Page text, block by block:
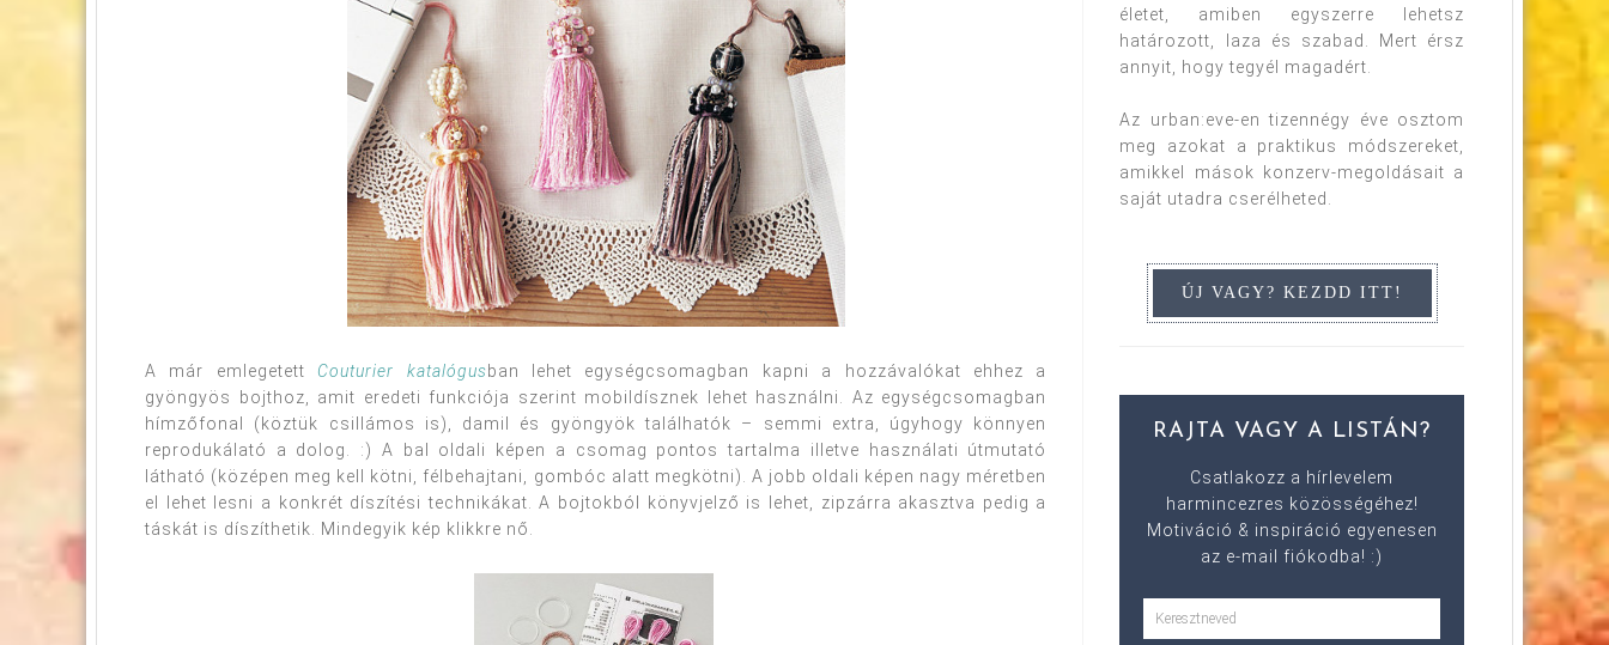
A már emlegetett Couturier katalógusban lehet egységcsomagban kapni a hozzávalókat ehhez a
gyöngyös bojthoz, amit eredeti funkciója szerint mobildísznek lehet használni. Az egységcsomagban
hímzőfonal (köztük csillámos is), damil és gyöngyök találhatók – semmi extra, úgyhogy könnyen
reprodukálató a dolog. :) A bal oldali képen a csomag pontos tartalma illetve használati útmutató
látható (középen meg kell kötni, félbehajtani, gombóc alatt megkötni). A jobb oldali képen nagy méretben
el lehet lesni a konkrét díszítési technikákat. A bojtokból könyvjelző is lehet, zipzárra akasztva pedig a
táskát is díszíthetik. Mindegyik kép klikkre nő.
életet, amiben egyszerre lehetsz
határozott, laza és szabad. Mert érsz
annyit, hogy tegyél magadért.
Az urban:eve-en tizennégy éve osztom
meg azokat a praktikus módszereket,
amikkel mások konzerv-megoldásait a
saját utadra cserélheted.
RAJTA VAGY A LISTÁN?
Csatlakozz a hírlevelem
harmincezres közösségéhez!
Motiváció & inspiráció egyenesen
az e-mail fiókodba! :)